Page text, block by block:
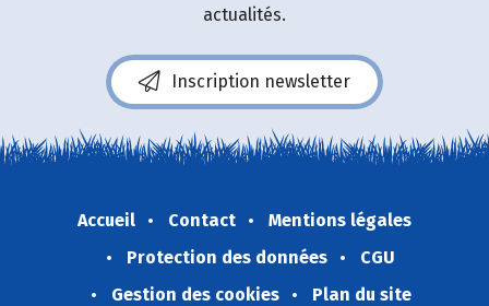
actualités.
Inscription newsletter
Accueil Contact
Mentions légales
Protection des données
CGU
Gestion des cookies
Plan du site